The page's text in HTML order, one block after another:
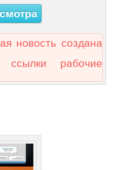
новость создана
ссылки рабочие